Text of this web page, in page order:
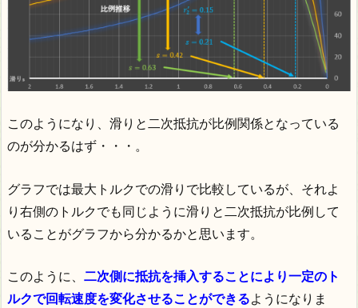
このようになり、滑りと二次抵抗が比例関係となっている
のが分かるはず・・・。
グラフでは最大トルクでの滑りで比較しているが、それよ
り右側のトルクでも同じように滑りと二次抵抗が比例して
いることがグラフから分かるかと思います。
このように、 二次側に抵抗を挿入することにより一定のト
ルクで回転速度を変化させることができるようになりま